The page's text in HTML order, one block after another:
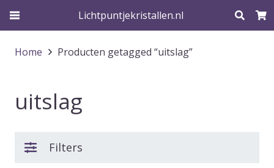
Lichtpuntjekristallen.nl
Home Producten getagged “uitslag”
uitslag
Filters